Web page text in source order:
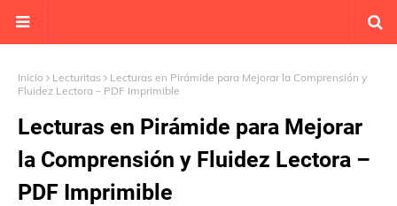
Inicio Lecturitas
Lecturas en Pirámide para Mejorar la Comprensión y
Fluidez Lectora – PDF Imprimible
Lecturas en Pirámide para Mejorar
la Comprensión y Fluidez Lectora –
PDF Imprimible